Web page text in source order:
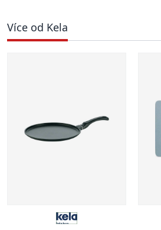
Více od Kela